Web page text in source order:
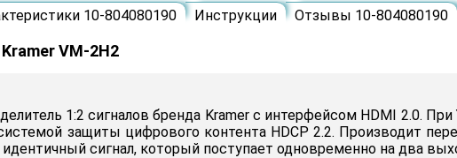
10-804080190 Инструкции Отзывы 10-804080190
VM-2H2
1:2 сигналов бренда Kramer с интерфейсом HDMI 2.0.
защиты цифрового контента HDCP 2.2. Производит
идентичный сигнал, который поступает одновременно на два